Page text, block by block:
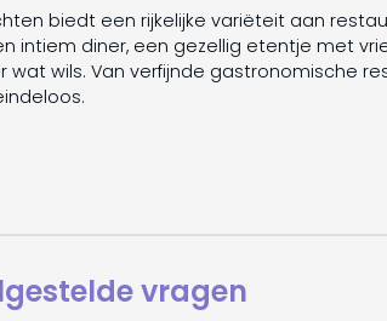
biedt een rijkelijke variëteit aan
intiem diner, een gezellig etentje met
wat wils. Van verfijnde gastronomische
vragen